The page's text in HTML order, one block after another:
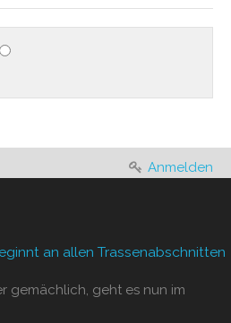
Anmelden
an allen Trassenabschnitten
gemächlich, geht es nun im